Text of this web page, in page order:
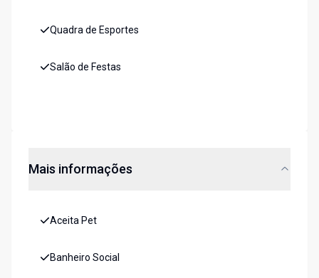
Quadra de Esportes
Salão de Festas
Mais informações
Aceita Pet
Banheiro Social